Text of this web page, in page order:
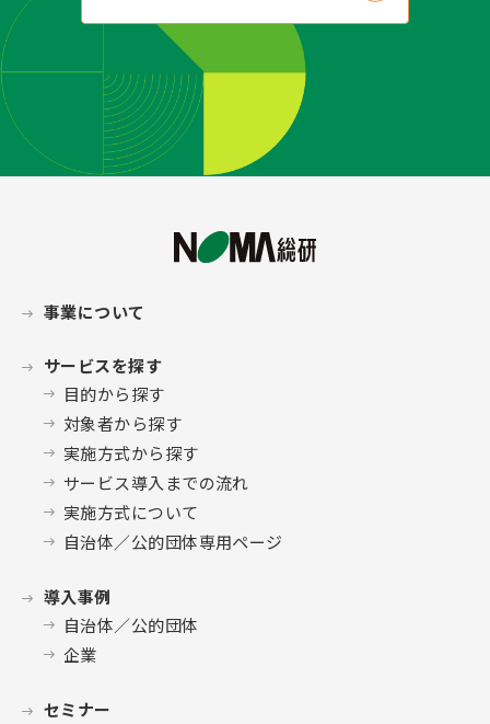
事業について
サービスを探す
目的から探す
対象者から探す
実施方式から探す
サービス導入までの流れ
実施方式について
自治体／公的団体専用ページ
導入事例
自治体／公的団体
企業
セミナー